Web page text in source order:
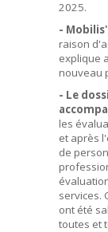
2025.
-
raison
explique
nouveau
- Le
les
et après
de
services.
ont été
toutes et